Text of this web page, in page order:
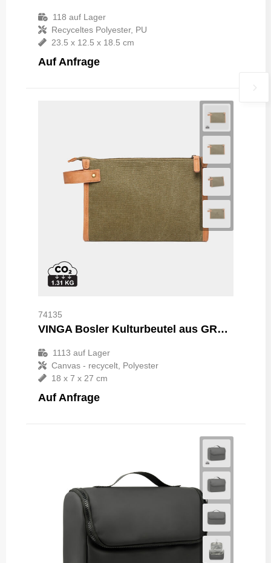
118 auf Lager
Recyceltes Polyester, PU
23.5 x 12.5 x 18.5 cm
Auf Anfrage
74135
VINGA Bosler Kulturbeutel aus GRS recyceltem Canvas
1113 auf Lager
Canvas - recycelt, Polyester
18 x 7 x 27 cm
Auf Anfrage